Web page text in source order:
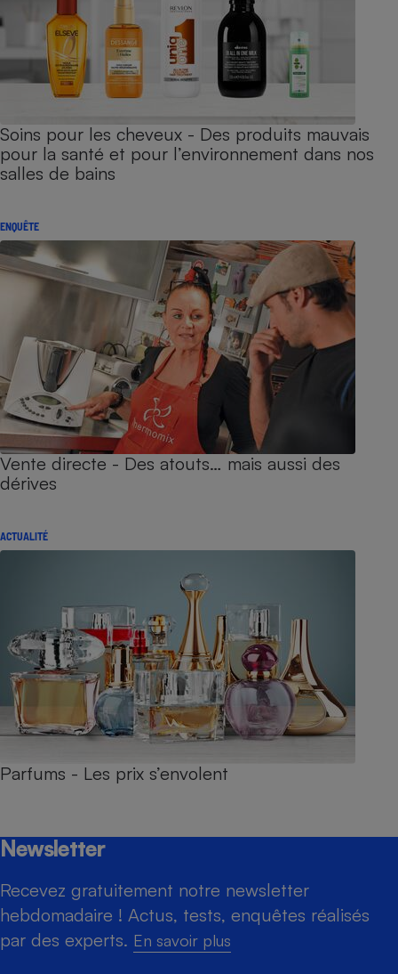
Soins pour les cheveux - Des produits mauvais
pour la santé et pour l’environnement dans nos
salles de bains
ENQUÊTE
Vente directe - Des atouts… mais aussi des
dérives
ACTUALITÉ
Parfums - Les prix s’envolent
Newsletter
Recevez gratuitement notre newsletter
hebdomadaire ! Actus, tests, enquêtes réalisés
par des experts. En savoir plus